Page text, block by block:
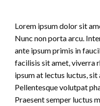
Lorem ipsum dolor sit
Nunc non porta arcu.
ante ipsum primis in
facilisis sit amet, viverra
ipsum at lectus luctus,
Pellentesque volutpat
Praesent semper luctus